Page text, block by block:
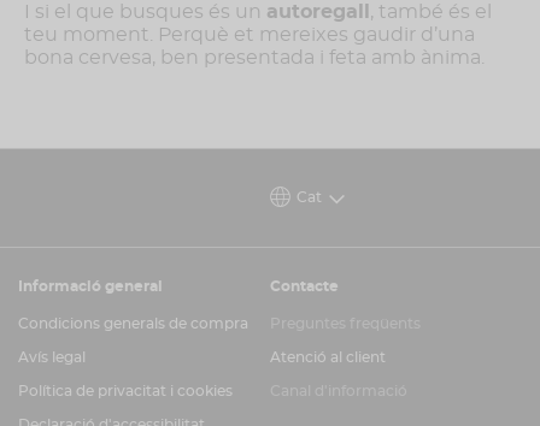
I si el que busques és un autoregall , també és el
teu moment. Perquè et mereixes gaudir d’una
bona cervesa, ben presentada i feta amb ànima.
Cat
Informació general
Condicions generals de compra
Avís legal
Política de privacitat i cookies
Contacte
Atenció al client